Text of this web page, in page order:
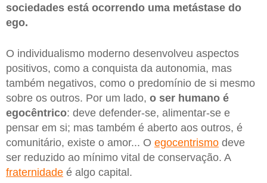
sociedades está ocorrendo uma metástase do
ego.
O individualismo moderno desenvolveu aspectos
positivos, como a conquista da autonomia, mas
também negativos, como o predomínio de si mesmo
sobre os outros. Por um lado, o ser humano é
egocêntrico: deve defender-se, alimentar-se e
pensar em si; mas também é aberto aos outros, é
comunitário, existe o amor... O egocentrismo deve
ser reduzido ao mínimo vital de conservação. A
fraternidade é algo capital.